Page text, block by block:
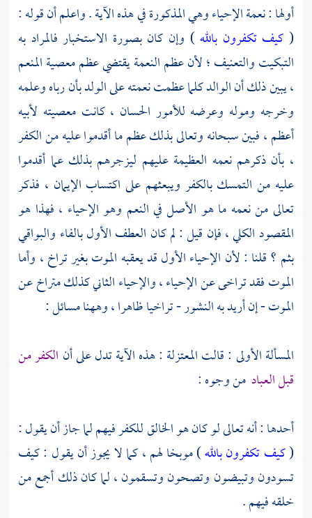
أولها : نعمة الإحياء وهي المذكورة في هذه الآية . واعلم أن قوله :
( كيف تكفرون بالله) وإن كان بصورة الاستخبار فالمراد به
التبكيت والتعنيف ؛ لأن عظم النعمة يقتضي عظم معصية المنعم
، يبين ذلك أن الوالد كلما عظمت نعمته على الولد بأن رباه وعلمه
وخرجه وموله وعرضه للأمور الحسان ، كانت معصيته لأبيه
أعظم ، فبين سبحانه وتعالى بذلك عظم ما أقدموا عليه من الكفر
، بأن ذكرهم نعمه العظيمة عليهم ليزجرهم بذلك عما أقدموا
عليه من التمسك بالكفر ويبعثهم على اكتساب الإيمان ، فذكر
تعالى من نعمه ما هو الأصل في النعم وهو الإحياء ، فهذا هو
المقصود الكلي ، فإن قيل : لم كان العطف الأول بالفاء والبواقي
بثم ؟ قلنا : لأن الإحياء الأول قد يعقبه الموت بغير تراخ ، وأما
الموت فقد تراخى عن الإحياء ، والإحياء الثاني كذلك متراخ عن
الموت - إن أريد به النشور - تراخيا ظاهرا ، وههنا مسائل :
المسألة الأولى : قالتالمعتزلة : هذه الآية تدل على أن الكفر من
قبل العباد من وجوه :
أحدها : أنه تعالى لو كان هو الخالق للكفر فيهم لما جاز أن يقول :
(كيف تكفرون بالله) موبخا لهم ، كما لا يجوز أن يقول : كيف
تسودون وتبيضون وتصحون وتسقمون ، لما كان ذلك أجمع من
خلقه فيهم .